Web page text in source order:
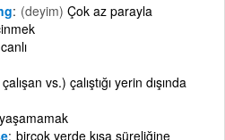
(deyim) Çok az parayla
vs.) çalıştığı yerin dışında
birçok yerde kısa süreliğine